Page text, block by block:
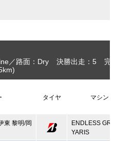
路面：Dry 決勝出走：5
完
km)
タイヤ マシン
東 黎明/岡
ENDLESS GR
YARIS